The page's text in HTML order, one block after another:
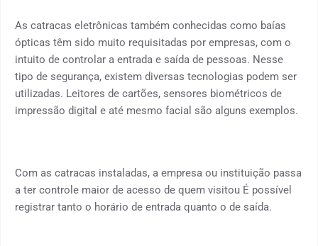
As catracas eletrônicas também conhecidas como baías
ópticas têm sido muito requisitadas por empresas, com o
intuito de controlar a entrada e saída de pessoas. Nesse
tipo de segurança, existem diversas tecnologias podem ser
utilizadas. Leitores de cartões, sensores biométricos de
impressão digital e até mesmo facial são alguns exemplos.
Com as catracas instaladas, a empresa ou instituição passa
a ter controle maior de acesso de quem visitou É possível
registrar tanto o horário de entrada quanto o de saída.